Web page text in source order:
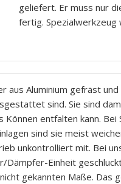
geliefert. Er muss nur
fertig. Spezialwerkzeug
aus Aluminium gefräst und
sind. Sie sind
entfalten kann. Bei
sind sie meist
unkontrolliert mit. Bei
Einheit
gekannten Maße. Das